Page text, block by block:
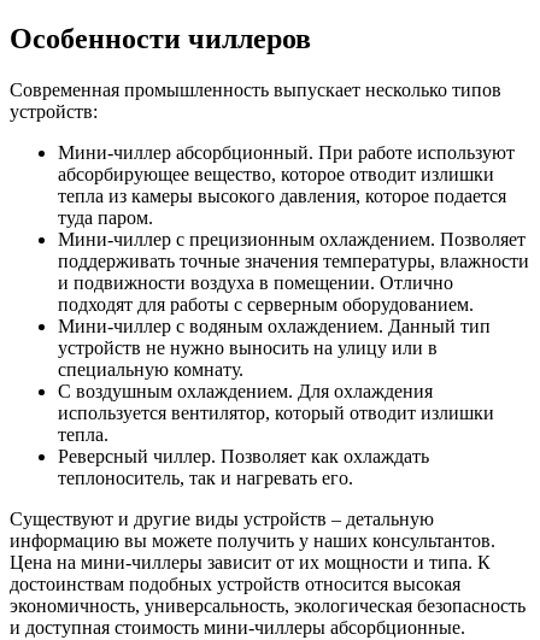
Особенности чиллеров
Современная промышленность выпускает несколько типов
устройств:
Мини-чиллер абсорбционный. При работе используют
абсорбирующее вещество, которое отводит излишки
тепла из камеры высокого давления, которое подается
туда паром.
Мини-чиллер с прецизионным охлаждением. Позволяет
поддерживать точные значения температуры, влажности
и подвижности воздуха в помещении. Отлично
подходят для работы с серверным оборудованием.
Мини-чиллер с водяным охлаждением. Данный тип
устройств не нужно выносить на улицу или в
специальную комнату.
С воздушным охлаждением. Для охлаждения
используется вентилятор, который отводит излишки
тепла.
Реверсный чиллер. Позволяет как охлаждать
теплоноситель, так и нагревать его.
Существуют и другие виды устройств – детальную
информацию вы можете получить у наших консультантов.
Цена на мини-чиллеры зависит от их мощности и типа. К
достоинствам подобных устройств относится высокая
экономичность, универсальность, экологическая безопасность
и доступная стоимость мини-чиллеры абсорбционные.